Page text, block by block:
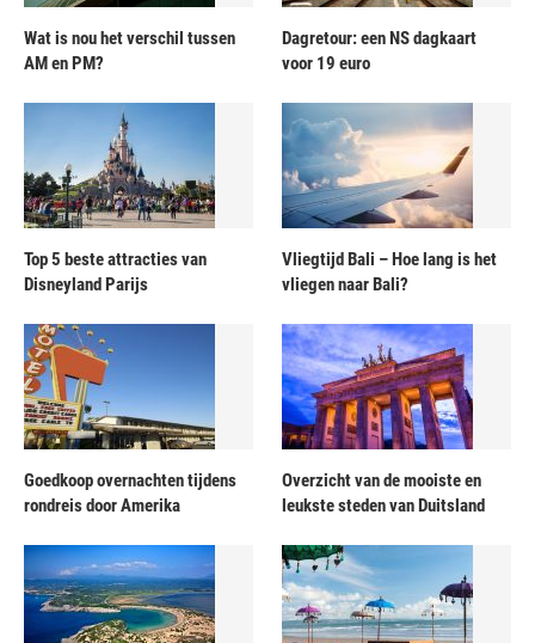
Wat is nou het verschil tussen
AM en PM?
Dagretour: een NS dagkaart
voor 19 euro
Top 5 beste attracties van
Disneyland Parijs
Vliegtijd Bali – Hoe lang is het
vliegen naar Bali?
Goedkoop overnachten tijdens
rondreis door Amerika
Overzicht van de mooiste en
leukste steden van Duitsland